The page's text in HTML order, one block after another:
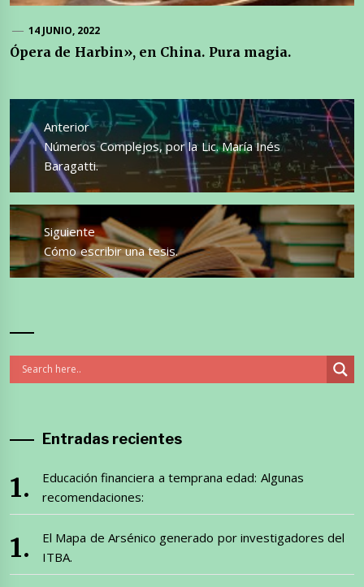
14 JUNIO, 2022
Ópera de Harbin», en China. Pura magia.
Navegación
de
entradas
Anterior
Entrada
anterior:
Números Complejos, por la Lic. María Inés
Baragatti.
Siguiente
Entrada
siguiente:
Cómo escribir una tesis.
Entradas recientes
Educación financiera a temprana edad: Algunas
recomendaciones:
El Mapa de Arsénico generado por investigadores del
ITBA.